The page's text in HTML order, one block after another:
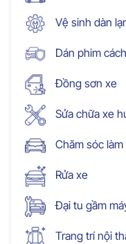
Vệ sinh dàn
Dán phim
Đồng sơn xe
Sửa chữa xe
Chăm sóc
Rửa xe
Đại tu gầm
Trang trí nội